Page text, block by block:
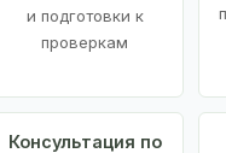
и подготовки к
проверкам
Консультация по